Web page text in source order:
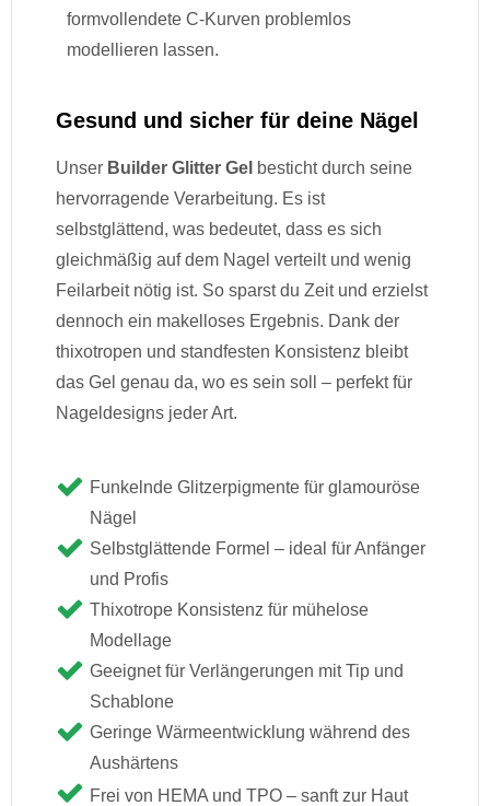
formvollendete C-Kurven problemlos
modellieren lassen.
Gesund und sicher für deine Nägel
Unser Builder Glitter Gel besticht durch seine
hervorragende Verarbeitung. Es ist
selbstglättend, was bedeutet, dass es sich
gleichmäßig auf dem Nagel verteilt und wenig
Feilarbeit nötig ist. So sparst du Zeit und erzielst
dennoch ein makelloses Ergebnis. Dank der
thixotropen und standfesten Konsistenz bleibt
das Gel genau da, wo es sein soll – perfekt für
Nageldesigns jeder Art.
Funkelnde Glitzerpigmente für glamouröse
Nägel
Selbstglättende Formel – ideal für Anfänger
und Profis
Thixotrope Konsistenz für mühelose
Modellage
Geeignet für Verlängerungen mit Tip und
Schablone
Geringe Wärmeentwicklung während des
Aushärtens
Frei von HEMA und TPO – sanft zur Haut